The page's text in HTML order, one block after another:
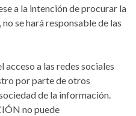
a la intención de procurar la
se hará responsable de las
acceso a las redes sociales
por parte de otros
de la información.
no puede